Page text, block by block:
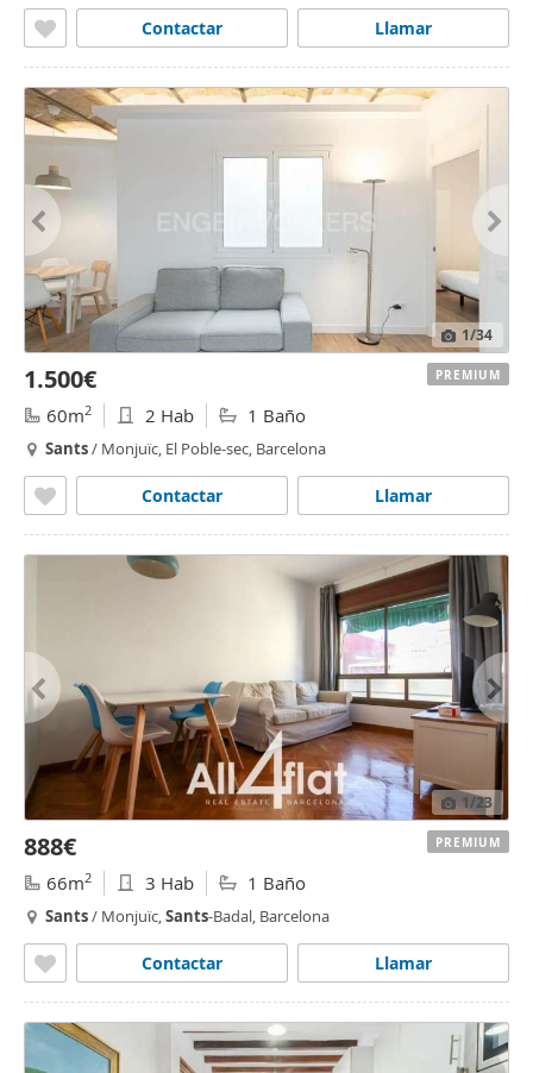
Llamar
Contactar
1/34
1.500€
60m2 2 Hab 1 Baño
Sants/ Monjuïc, El Poble-sec, Barcelona
Llamar
Contactar
PREMIUM
1/23
888€
66m2 3 Hab 1 Baño
Sants/ Monjuïc,Sants-Badal, Barcelona
Llamar
Contactar
PREMIUM